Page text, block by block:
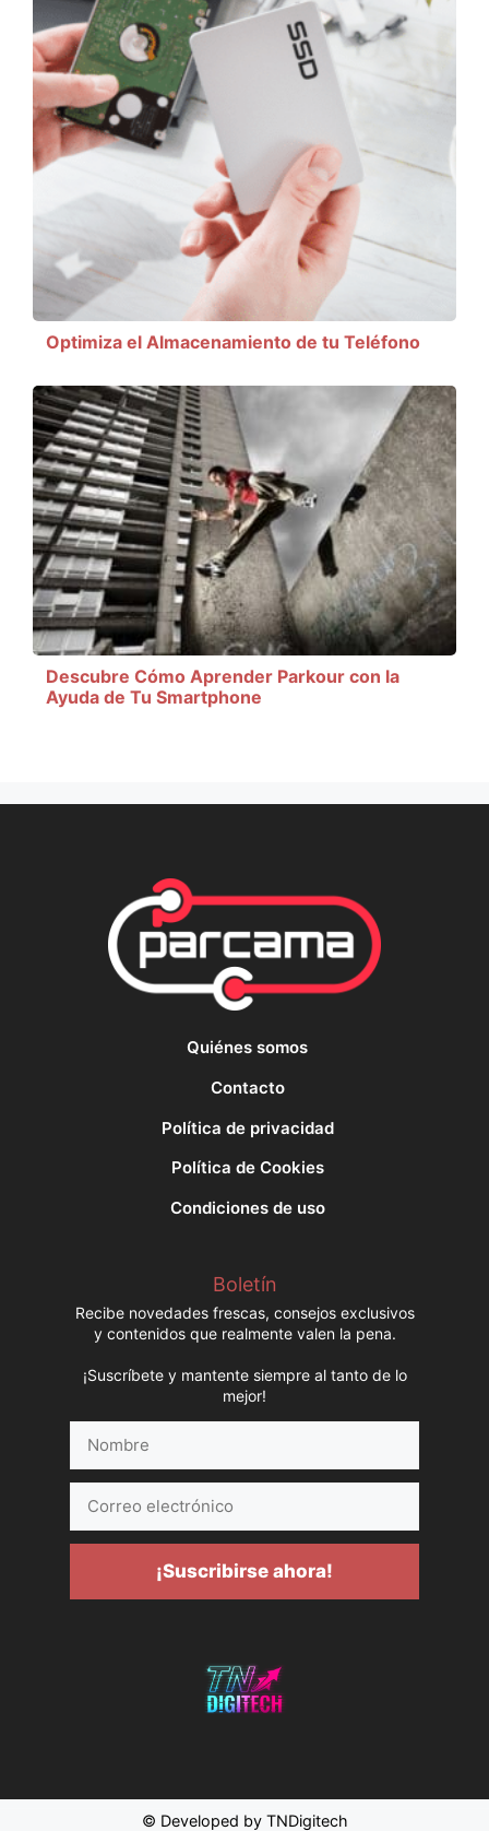
Optimiza el Almacenamiento de tu Teléfono
Descubre Cómo Aprender Parkour con la
Ayuda de Tu Smartphone
Quiénes somos
Contacto
Política de privacidad
Política de Cookies
Condiciones de uso
Boletín
Recibe novedades frescas, consejos exclusivos
y contenidos que realmente valen la pena.
¡Suscríbete y mantente siempre al tanto de lo
mejor!
electrónico
¡Suscribirse ahora!